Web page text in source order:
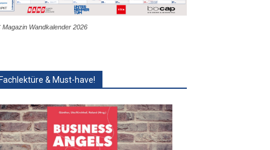
Magazin Wandkalender 2026
& Must-have!